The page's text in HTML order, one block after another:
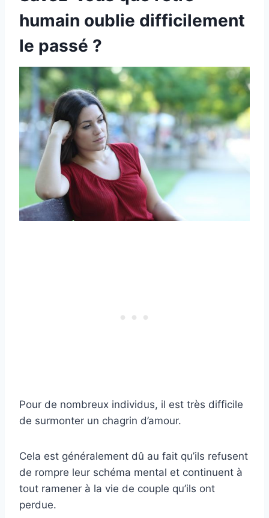
humain oublie difficilement
le passé ?
Pour de nombreux individus, il est très difficile
de surmonter un chagrin d’amour.
Cela est généralement dû au fait qu’ils refusent
de rompre leur schéma mental et continuent à
tout ramener à la vie de couple qu’ils ont
perdue.